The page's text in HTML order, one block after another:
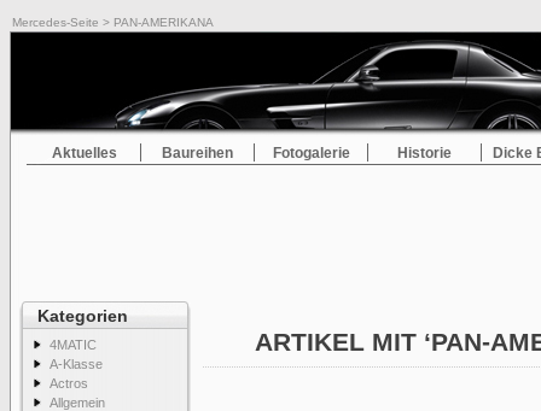
Mercedes-Seite > PAN-AMERIKANA
Aktuelles Baureihen Fotogalerie Historie Dicke
Kategorien
4MATIC
A-Klasse
Actros
Allgemein
ARTIKEL MIT ‘PAN-